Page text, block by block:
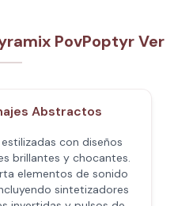
PovPoptyr Ver
Abstractos
con diseños
brillantes y chocantes.
elementos de sonido
sintetizadores